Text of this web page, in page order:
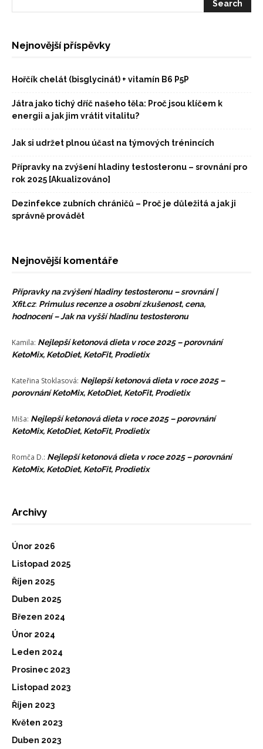
Nejnovější příspěvky
Hořčík chelát (bisglycinát) + vitamín B6 P5P
Játra jako tichý dříč našeho těla: Proč jsou klíčem k
energii a jak jim vrátit vitalitu?
Jak si udržet plnou účast na týmových trénincích
Přípravky na zvýšení hladiny testosteronu – srovnání pro
rok 2025 [Akualizováno]
Dezinfekce zubních chráničů – Proč je důležitá a jak ji
správně provádět
Nejnovější komentáře
Přípravky na zvýšení hladiny testosteronu – srovnání |
Xfit.cz: Primulus recenze a osobní zkušenost, cena,
hodnocení – Jak na vyšší hladinu testosteronu
Kamila: Nejlepší ketonová dieta v roce 2025 – porovnání
KetoMix, KetoDiet, KetoFit, Prodietix
Kateřina Stoklasová: Nejlepší ketonová dieta v roce 2025 –
porovnání KetoMix, KetoDiet, KetoFit, Prodietix
Miša: Nejlepší ketonová dieta v roce 2025 – porovnání
KetoMix, KetoDiet, KetoFit, Prodietix
Romča D.: Nejlepší ketonová dieta v roce 2025 – porovnání
KetoMix, KetoDiet, KetoFit, Prodietix
Archivy
Únor 2026
Listopad 2025
Říjen 2025
Duben 2025
Březen 2024
Únor 2024
Leden 2024
Prosinec 2023
Listopad 2023
Říjen 2023
Květen 2023
Duben 2023